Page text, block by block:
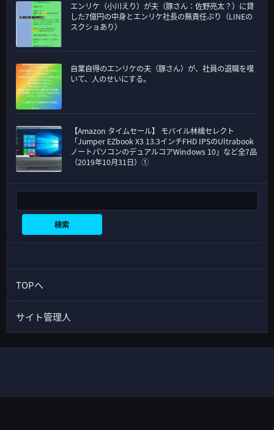
エンリケ（小川えり）が夫（豚さん：佐野亮太？）に貸
した7億円の中身とエンリケ社長の無責任ぶり（LINEの
スクショあり）
自業自得のエンリケの夫（豚さん）が、社員の退職を嘆
いて、人のせいにする。
【Amazon タイムセール】 モバイル林檎セレクト
「Jumper EZbook X3 13.3インチFHD IPSのUltrabook
ノートパソコンのデュアルコアWindows 10」など全7品
（2019年10月31日）①
検索
TOPへ
サイト管理人